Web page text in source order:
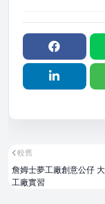
較舊
詹姆士夢工廠創意公仔
工廠實習